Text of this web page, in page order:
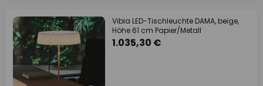
Vibia LED-Tischleuchte DAMA, beige,
Höhe 61 cm Papier/Metall
1.035,30 €